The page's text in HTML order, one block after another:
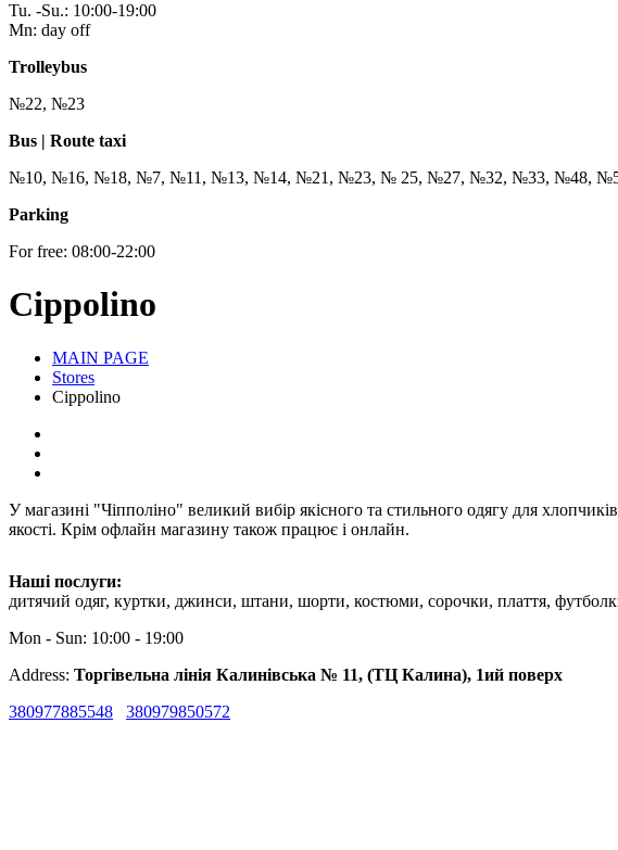
Tu. -Su.: 10:00-19:00
Mn: day off
Trolleybus
№22, №23
Bus | Route taxi
№10, №16, №18, №7, №11, №13, №14, №21, №23, № 25, №27, №32, №33, №48,
Parking
For free: 08:00-22:00
Cippolino
MAIN PAGE
Stores
Cippolino
У магазині "Чіпполіно" великий вибір якісного та стильного одягу для
якості. Крім офлайн магазину також працює і онлайн.
Наші послуги:
дитячий одяг, куртки, джинси, штани, шорти, костюми, сорочки, плаття,
Mon - Sun: 10:00 - 19:00
Address: Торгівельна лінія Калинівська № 11, (ТЦ Калина), 1ий поверх
380977885548
380979850572